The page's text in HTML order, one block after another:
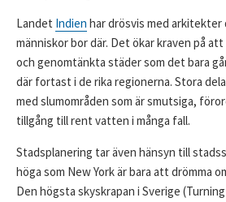
Landet Indien har drösvis med arkitekter
människor bor där. Det ökar kraven på
och genomtänkta städer som det bara
där fortast i de rika regionerna. Stora
med slumområden som är smutsiga,
tillgång till rent vatten i många fall.
Stadsplanering tar även hänsyn till
höga som New York är bara att drömma
Den högsta skyskrapan i Sverige